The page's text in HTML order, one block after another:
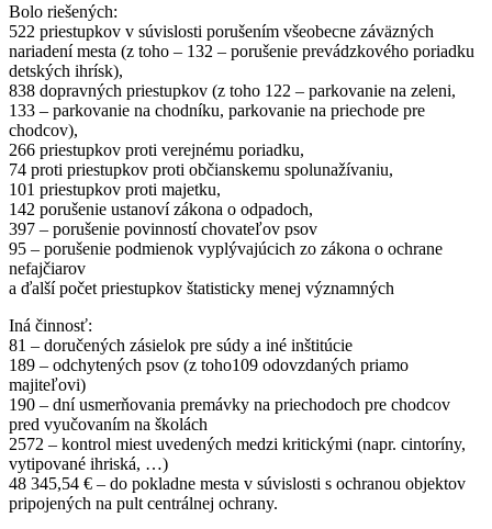
Bolo riešených:
522 priestupkov v súvislosti porušením všeobecne záväzných
nariadení mesta (z toho – 132 – porušenie prevádzkového poriadku
detských ihrísk),
838 dopravných priestupkov (z toho 122 – parkovanie na zeleni,
133 – parkovanie na chodníku, parkovanie na priechode pre
chodcov),
266 priestupkov proti verejnému poriadku,
74 proti priestupkov proti občianskemu spolunažívaniu,
101 priestupkov proti majetku,
142 porušenie ustanoví zákona o odpadoch,
397 – porušenie povinností chovateľov psov
95 – porušenie podmienok vyplývajúcich zo zákona o ochrane
nefajčiarov
a ďalší počet priestupkov štatisticky menej významných
Iná činnosť:
81 – doručených zásielok pre súdy a iné inštitúcie
189 – odchytených psov (z toho109 odovzdaných priamo
majiteľovi)
190 – dní usmerňovania premávky na priechodoch pre chodcov
pred vyučovaním na školách
2572 – kontrol miest uvedených medzi kritickými (napr. cintoríny,
vytipované ihriská, …)
48 345,54 € – do pokladne mesta v súvislosti s ochranou objektov
pripojených na pult centrálnej ochrany.